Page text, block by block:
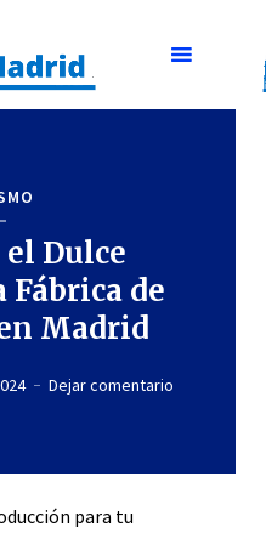
el Dulce
Fábrica de
Madrid
Dejar comentario
para tu